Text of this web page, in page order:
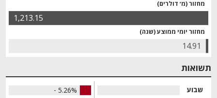
1,213.15
14.91
מחזור יומי ממוצע (שנה)
מחזור (מ׳ דולרים)
תשואות
- 5.26%
שבוע